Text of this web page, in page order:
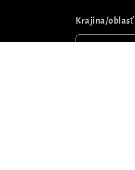
Krajina/oblasť